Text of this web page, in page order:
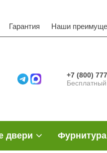
Гарантия Наши
+7 (800)
двери Фурнитура